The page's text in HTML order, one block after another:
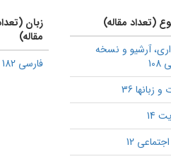
(تعداد مقاله)
آرشیو و نسخه
زبانها 36
14
12
زبان
مقاله)
فارسی 182